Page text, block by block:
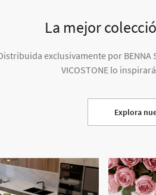
La mejor
exclusivamente por BENNA
VICOSTONE lo
Explora